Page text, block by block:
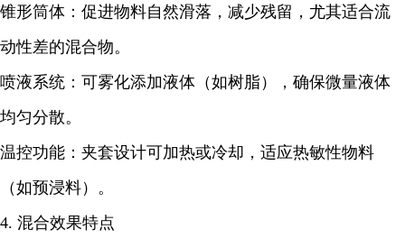
锥形筒体：促进物料自然滑落，减少残留，尤其适合流
动性差的混合物。
喷液系统：可雾化添加液体（如树脂），确保微量液体
均匀分散。
温控功能：夹套设计可加热或冷却，适应热敏性物料
（如预浸料）。
4. 混合效果特点